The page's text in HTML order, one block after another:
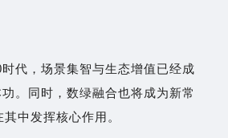
代，场景集智与生态增值已经成
。同时，数绿融合也将成为新常
中发挥核心作用。